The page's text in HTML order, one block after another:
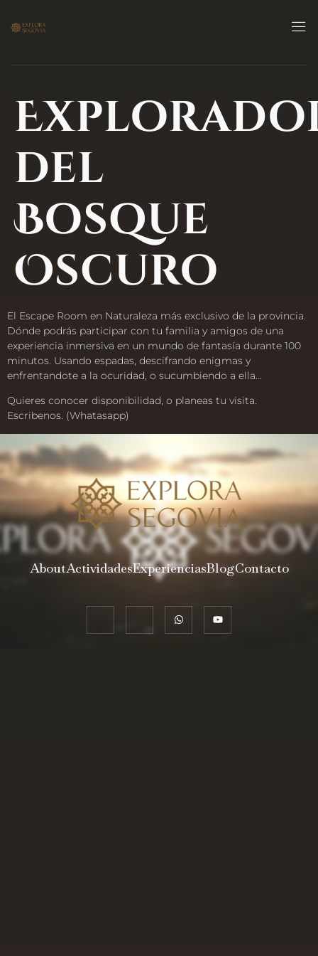
del
Bosque
Oscuro
El Escape Room en Naturaleza más exclusivo de la provincia.
Dónde podrás participar con tu familia y amigos de una
experiencia inmersiva en un mundo de fantasía durante 100
minutos. Usando espadas, descifrando enigmas y
enfrentandote a la ocuridad, o sucumbiendo a ella…
Quieres conocer disponibilidad, o planeas tu visita.
Escribenos. (Whatasapp)
AboutActividadesExperienciasBlogContacto